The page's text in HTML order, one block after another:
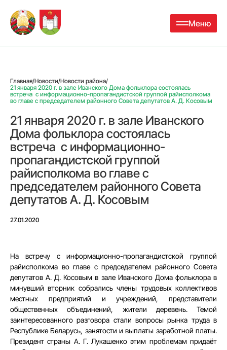
Меню
Главная/Новости/Новости района/
21 января 2020 г. в зале Иванского Дома фольклора состоялась
встреча с информационно-пропагандистской группой райисполкома
во главе с председателем районного Совета депутатов А. Д. Косовым
21 января 2020 г. в зале Иванского
Дома фольклора состоялась
встреча с информационно-
пропагандистской группой
райисполкома во главе с
председателем районного Совета
депутатов А. Д. Косовым
27.01.2020
На встречу с информационно-пропагандистской группой
райисполкома во главе с председателем районного Совета
депутатов А. Д. Косовым в зале Иванского Дома фольклора в
минувший вторник собрались члены трудовых коллективов
местных предприятий и учреждений, представители
общественных объединений, жители деревень. Темой
заинтересованного разговора стали вопросы рынка труда в
Республике Беларусь, занятости и выплаты заработной платы.
Президент страны А. Г. Лукашенко этим проблемам придаёт